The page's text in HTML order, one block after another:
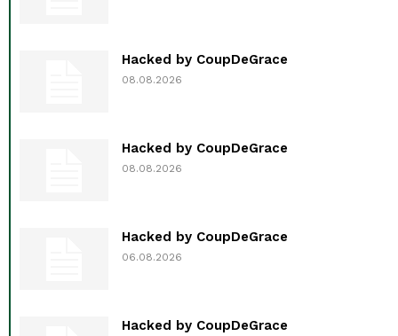
Hacked by CoupDeGrace
08.08.2026
Hacked by CoupDeGrace
08.08.2026
Hacked by CoupDeGrace
06.08.2026
Hacked by CoupDeGrace